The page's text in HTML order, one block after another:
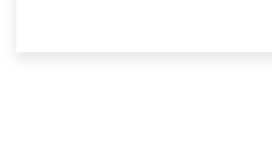
والخصومات التى تسهل على